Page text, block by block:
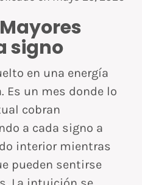
signo
en una energía
Es un mes donde lo
cobran
a cada signo a
interior mientras
pueden sentirse